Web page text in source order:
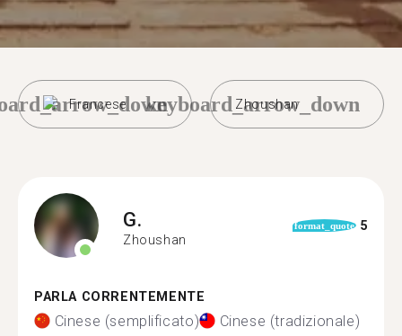
Francese Zhoushan
keyboard_arrow_down
G.
Zhoushan
format_quote 5
PARLA CORRENTEMENTE
Cinese (semplificato) Cinese (tradizionale)